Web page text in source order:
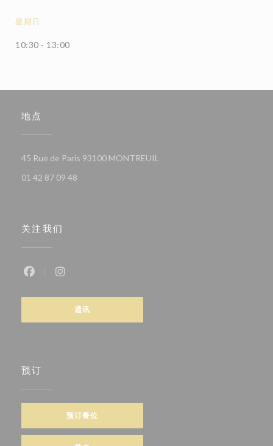
星期日
10:30 - 13:00
地点
45 Rue de Paris 93100 MONTREUIL
01 42 87 09 48
关注我们
通讯
预订
预订餐位